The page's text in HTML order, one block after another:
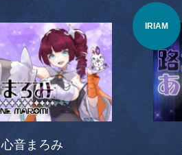
心音まろみ
IRIAM